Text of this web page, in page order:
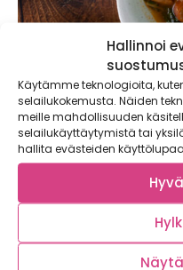
Hallinnoi
Käytämme teknologioita,
selailukokemusta. Näiden
meille mahdollisuuden
selailukäyttäytymistä tai
hallita evästeiden
Chorizo-papukeitto
viileisiin iltoihin
Lämmittävä chorizo-
haastaja! Tämä soppa